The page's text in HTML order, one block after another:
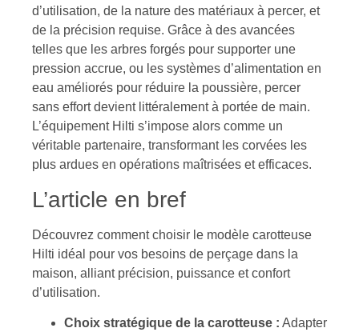
d’utilisation, de la nature des matériaux à percer, et
de la précision requise. Grâce à des avancées
telles que les arbres forgés pour supporter une
pression accrue, ou les systèmes d’alimentation en
eau améliorés pour réduire la poussière, percer
sans effort devient littéralement à portée de main.
L’équipement Hilti s’impose alors comme un
véritable partenaire, transformant les corvées les
plus ardues en opérations maîtrisées et efficaces.
L’article en bref
Découvrez comment choisir le modèle carotteuse
Hilti idéal pour vos besoins de perçage dans la
maison, alliant précision, puissance et confort
d’utilisation.
Choix stratégique de la carotteuse : Adapter